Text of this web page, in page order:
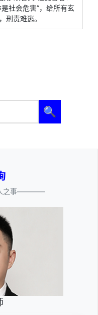
社会危害”，给所有玄
责难逃。
🔍
之事————